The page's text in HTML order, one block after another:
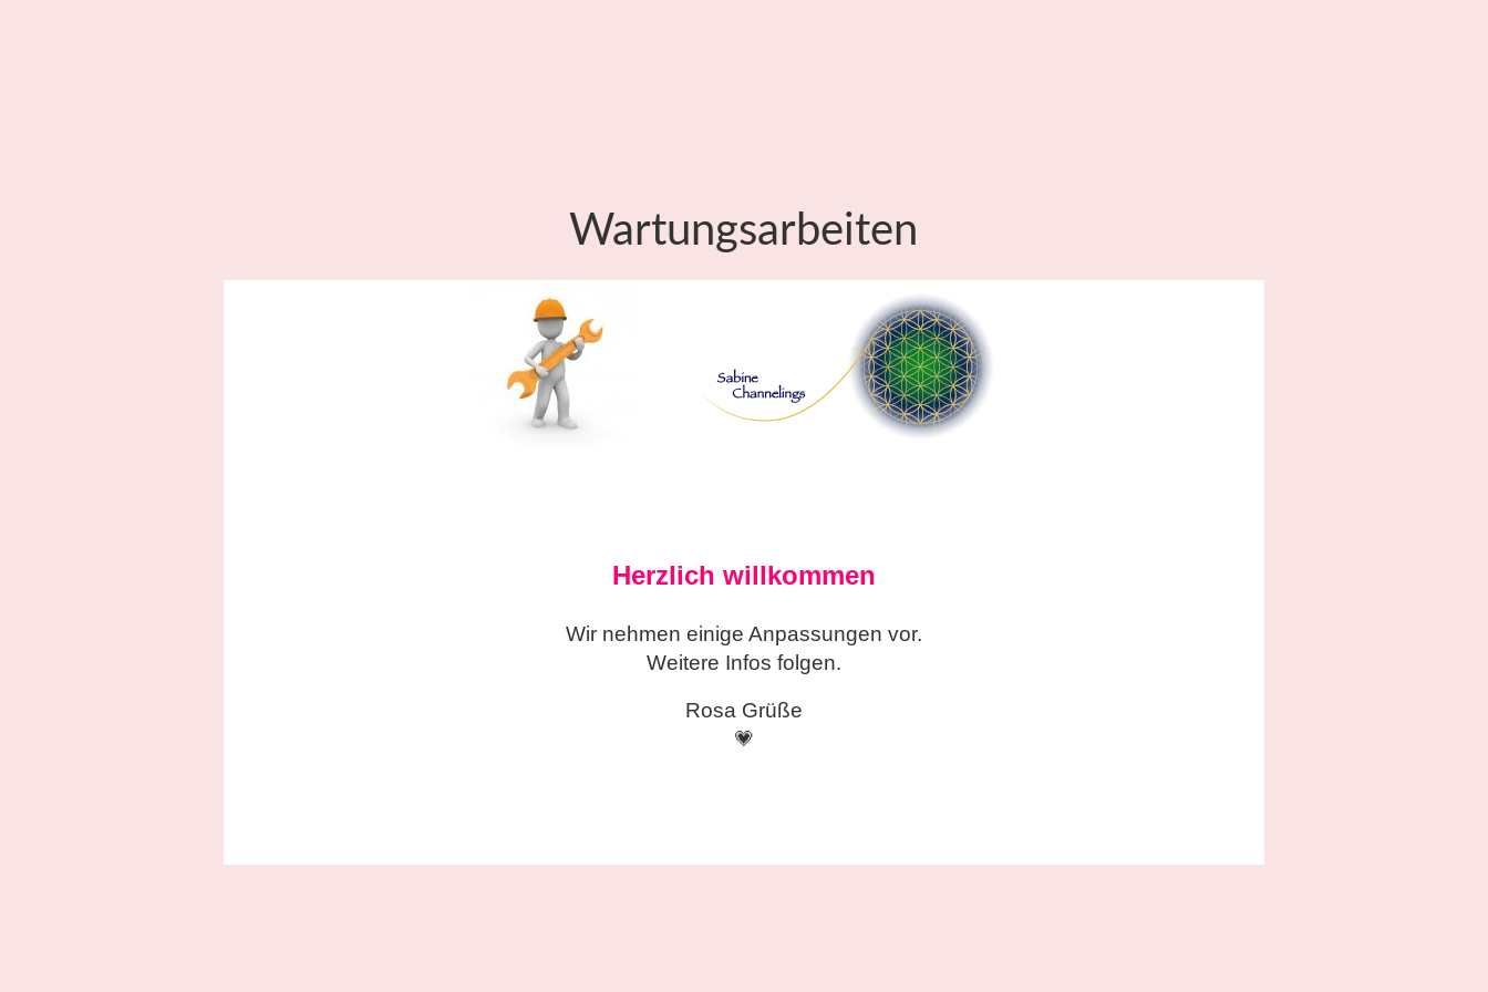
Wartungsarbeiten
Herzlich willkommen
Wir nehmen einigeAnpassungen vor.
Weitere Infos folgen.
Rosa Grüße
💗